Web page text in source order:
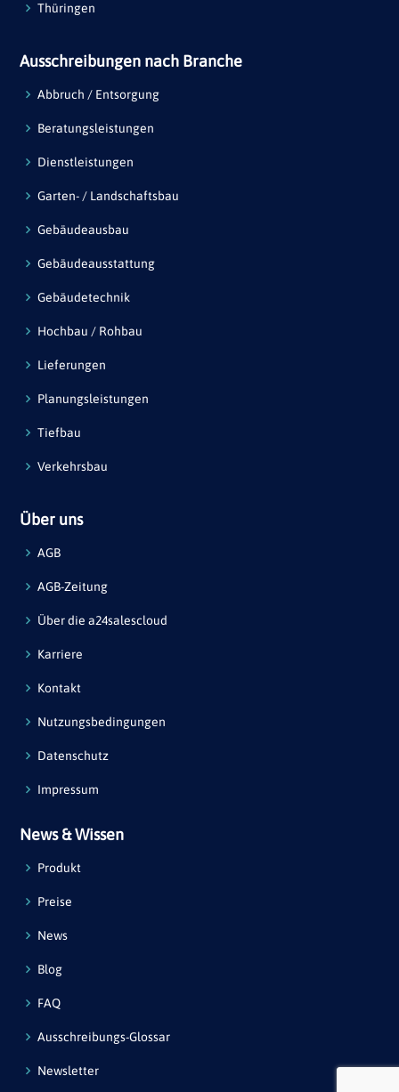
Thüringen
Ausschreibungen nach Branche
Abbruch / Entsorgung
Beratungsleistungen
Dienstleistungen
Garten- / Landschaftsbau
Gebäudeausbau
Gebäudeausstattung
Gebäudetechnik
Hochbau / Rohbau
Lieferungen
Planungsleistungen
Tiefbau
Verkehrsbau
Über uns
AGB
AGB-Zeitung
Über die a24salescloud
Karriere
Kontakt
Nutzungsbedingungen
Datenschutz
Impressum
News & Wissen
Produkt
Preise
News
Blog
FAQ
Ausschreibungs-Glossar
Newsletter